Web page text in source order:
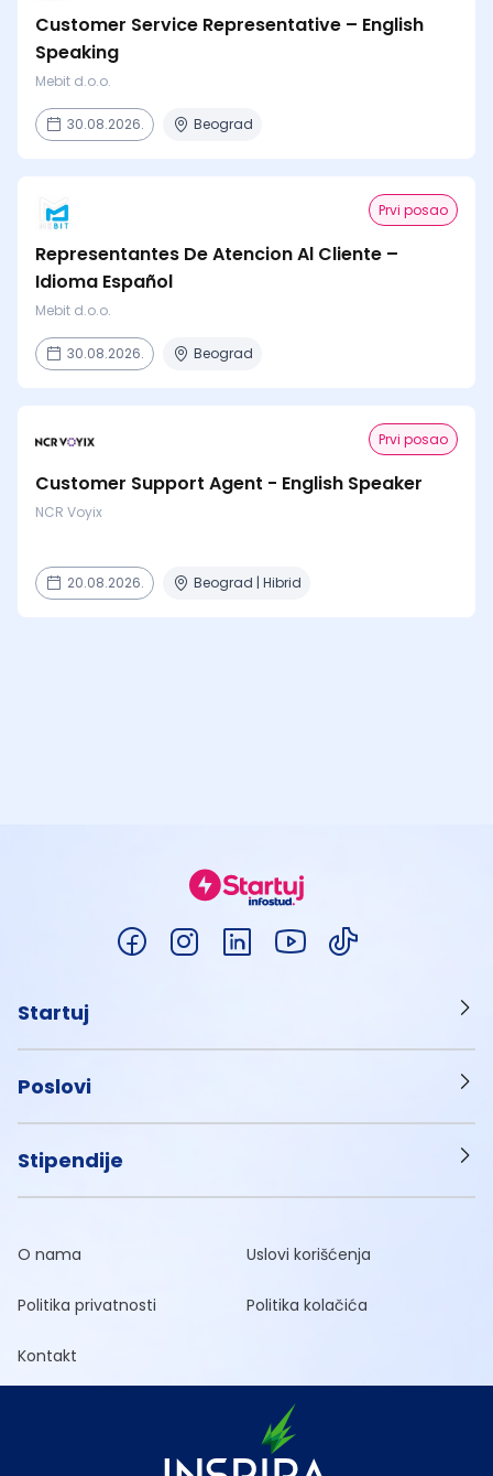
Customer Service Representative – English
Speaking
Mebit d.o.o.
30.08.2026. Beograd
Prvi posao
Representantes De Atencion Al Cliente –
Idioma Español
Mebit d.o.o.
30.08.2026. Beograd
Prvi posao
Customer Support Agent - English Speaker
NCR Voyix
20.08.2026. Beograd | Hibrid
Startuj
Poslovi
Stipendije
O nama Uslovi korišćenja
Politika privatnosti Politika kolačića
Kontakt